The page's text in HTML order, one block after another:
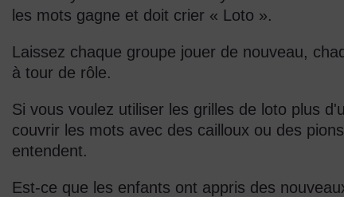
les mots gagne et doit crier « Loto ».
Laissez chaque groupe jouer de nouveau,
à tour de rôle.
Si vous voulez utiliser les grilles de loto plus
couvrir les mots avec des cailloux ou des
entendent.
Est-ce que les enfants ont appris des